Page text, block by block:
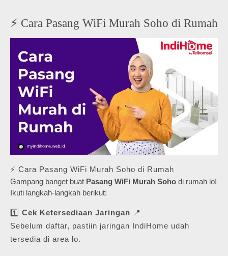
⚡ Cara Pasang WiFi Murah Soho di Rumah
⚡ Cara Pasang WiFi Murah Soho di Rumah
Gampang banget buat Pasang WiFi Murah Soho di rumah lo!
Ikuti langkah-langkah berikut:
1️⃣ Cek Ketersediaan Jaringan 📍
Sebelum daftar, pastiin jaringan IndiHome udah
tersedia di area lo.